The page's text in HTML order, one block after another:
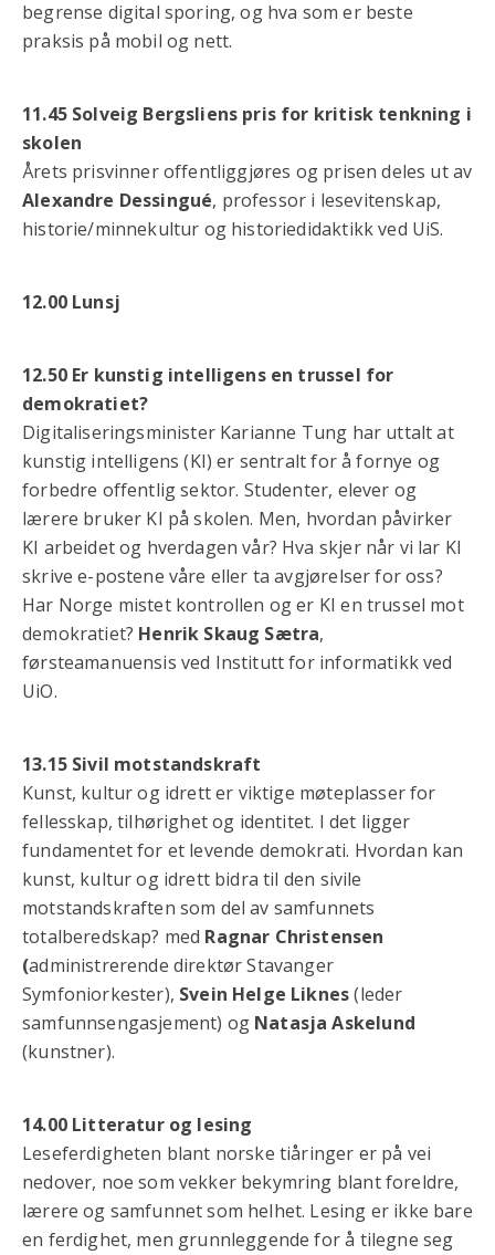
begrense digital sporing, og hva som er beste
praksis på mobil og nett.
11.45 Solveig Bergsliens pris for kritisk tenkning i
skolen
Årets prisvinner offentliggjøres og prisen deles ut av
Alexandre Dessingué, professor i lesevitenskap,
historie/minnekultur og historiedidaktikk ved UiS.
12.00 Lunsj
12.50 Er kunstig intelligens en trussel for
demokratiet?
Digitaliseringsminister Karianne Tung har uttalt at
kunstig intelligens (KI) er sentralt for å fornye og
forbedre offentlig sektor. Studenter, elever og
lærere bruker KI på skolen. Men, hvordan påvirker
KI arbeidet og hverdagen vår? Hva skjer når vi lar KI
skrive e-postene våre eller ta avgjørelser for oss?
Har Norge mistet kontrollen og er KI en trussel mot
demokratiet? Henrik Skaug Sætra,
førsteamanuensis ved Institutt for informatikk ved
UiO.
13.15 Sivil motstandskraft
Kunst, kultur og idrett er viktige møteplasser for
fellesskap, tilhørighet og identitet. I det ligger
fundamentet for et levende demokrati. Hvordan kan
kunst, kultur og idrett bidra til den sivile
motstandskraften som del av samfunnets
totalberedskap? med Ragnar Christensen
(administrerende direktør Stavanger
Symfoniorkester), Svein Helge Liknes(leder
samfunnsengasjement) og Natasja Askelund
(kunstner).
14.00 Litteratur og lesing
Leseferdigheten blant norske tiåringer er på vei
nedover, noe som vekker bekymring blant foreldre,
lærere og samfunnet som helhet. Lesing er ikke bare
en ferdighet, men grunnleggende for å tilegne seg